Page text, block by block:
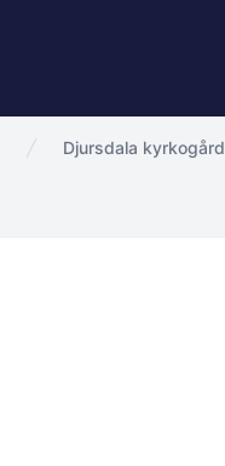
Djursdala kyrkogård